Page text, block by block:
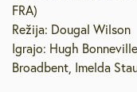
FRA)
Režija: Dougal Wilson
Igrajo: Hugh
Broadbent, Imelda